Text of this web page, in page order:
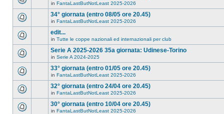
in FantaLastButNotLeast 2025-2026
34° giornata (entro 08/05 ore 20.45)
in FantaLastButNotLeast 2025-2026
edit...
in Tutte le coppe nazionali ed internazionali per club
Serie A 2025-2026 35a giornata: Udinese-Torino
in Serie A 2024-2025
33° giornata (entro 01/05 ore 20.45)
in FantaLastButNotLeast 2025-2026
32° giornata (entro 24/04 ore 20.45)
in FantaLastButNotLeast 2025-2026
30° giornata (entro 10/04 ore 20.45)
in FantaLastButNotLeast 2025-2026